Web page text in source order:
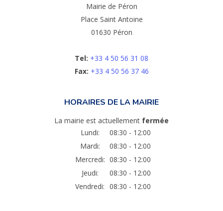
Mairie de Péron
Place Saint Antoine
01630 Péron
Tel: +33 4 50 56 31 08
Fax: +33 4 50 56 37 46
HORAIRES DE LA MAIRIE
La mairie est actuellement fermée
Lundi:
08:30 - 12:00
Mardi:
08:30 - 12:00
Mercredi: 08:30 - 12:00
Jeudi:
08:30 - 12:00
Vendredi: 08:30 - 12:00